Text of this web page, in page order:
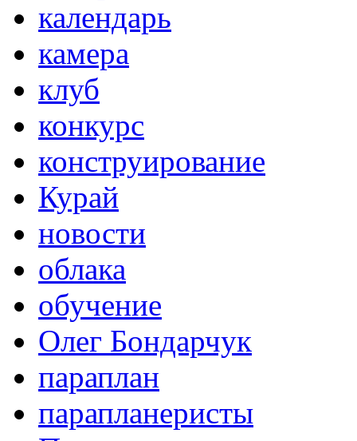
календарь
камера
клуб
конкурс
конструирование
Курай
новости
облака
обучение
Олег Бондарчук
параплан
парапланеристы